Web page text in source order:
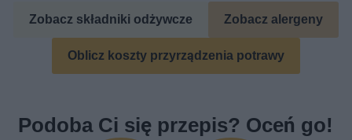
Zobacz składniki odżywcze Zobacz alergeny
Oblicz koszty przyrządzenia potrawy
Podoba Ci się przepis? Oceń go!